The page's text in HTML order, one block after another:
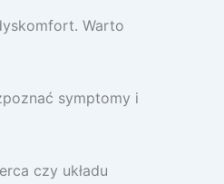
Warto
symptomy i
czy układu